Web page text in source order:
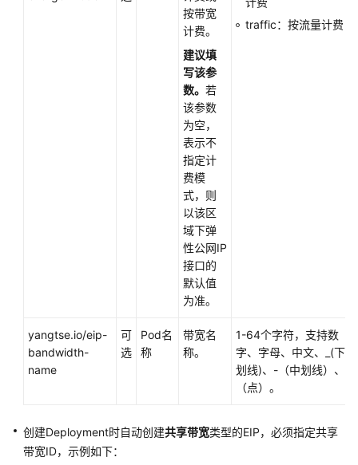
与
密
钥
伸
缩
按带宽
计费。
建议填
写该参
数。 若
该参数
为空，
表示不
指定计
费模
式，则
以该区
域下弹
性公网IP
接口的
默认值
为准。
traffic：按流量计费
yangtse.io/eip-
bandwidth-
name
可
选
Pod名
称
带宽名
称。
1-64个字符，支持数
字、字母、中文、_(下
划线)、-（中划线）、.
（点）。
创建Deployment时自动创建共享带宽类型的EIP，必须指定共享
带宽ID，示例如下：